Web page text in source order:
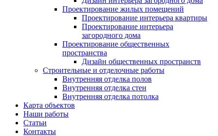
Проектирование жилых помещений
Проектирование интерьера квартиры
Проектирование интерьера
загородного дома
Проектирование общественных
пространства
Дизайн общественных пространств
Строительные и отделочные работы
Внутренняя отделка полов
Внутренняя отделка стен
Внутренняя отделка потолка
Карта объектов
Наши работы
Статьи
Контакты